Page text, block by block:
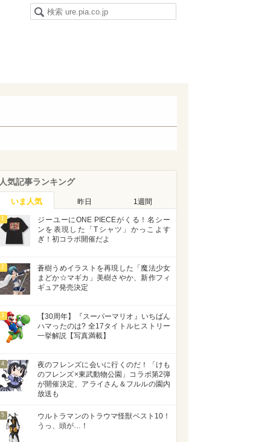
人気記事ランキング
いま人気 昨日 1週間
1
ジーユーにONE PIECEがくる！名シー
ンを表現した「Tシャツ」かっこよす
ぎ！初コラボ開催だよ
2
蒼樹うめイラストを再現した「魔法少女
まどか☆マギカ」美樹さやか、新作フィ
ギュア発売決定
3
【30周年】『スーパーマリオ』いちばん
ハマったのは? 全17タイトルヒストリー
一挙解説【写真満載】
4
夜のフレンズに会いに行くのだ！「けも
のフレンズ×東武動物公園」コラボ第2弾
が開催決定、アライさん＆フルルの園内
放送も
5
ウルトラマンのトラウマ怪獣ベスト10！
うっ、頭が…！